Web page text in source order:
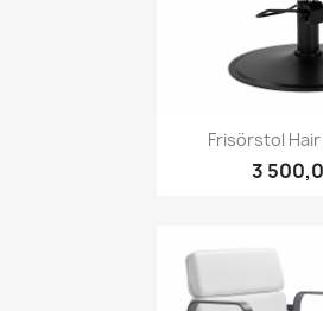

Frisörstol
3